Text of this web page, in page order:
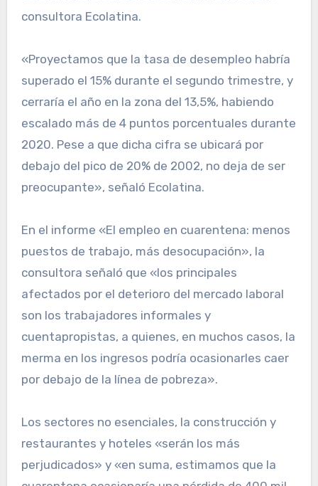
consultora Ecolatina.
«Proyectamos que la tasa de desempleo habría
superado el 15% durante el segundo trimestre, y
cerraría el año en la zona del 13,5%, habiendo
escalado más de 4 puntos porcentuales durante
2020. Pese a que dicha cifra se ubicará por
debajo del pico de 20% de 2002, no deja de ser
preocupante», señaló Ecolatina.
En el informe «El empleo en cuarentena: menos
puestos de trabajo, más desocupación», la
consultora señaló que «los principales
afectados por el deterioro del mercado laboral
son los trabajadores informales y
cuentapropistas, a quienes, en muchos casos, la
merma en los ingresos podría ocasionarles caer
por debajo de la línea de pobreza».
Los sectores no esenciales, la construcción y
restaurantes y hoteles «serán los más
perjudicados» y «en suma, estimamos que la